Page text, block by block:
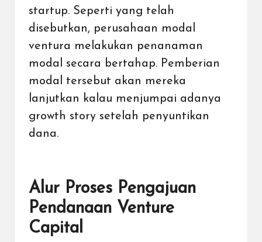
startup. Seperti yang telah
disebutkan, perusahaan modal
ventura melakukan penanaman
modal secara bertahap. Pemberian
modal tersebut akan mereka
lanjutkan kalau menjumpai adanya
growth story setelah penyuntikan
dana.
Alur Proses Pengajuan
Pendanaan Venture
Capital